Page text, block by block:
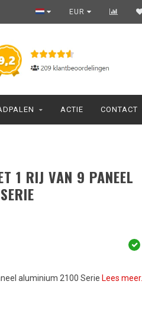
EUR
ACTIE CONTACT
1 RIJ VAN 9 PANEEL
aluminium 2100 Serie Lees meer..